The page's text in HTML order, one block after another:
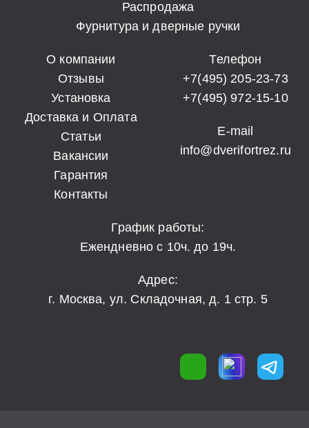
Распродажа
Фурнитура и дверные ручки
О компании
Отзывы
Установка
Доставка и Оплата
Статьи
Вакансии
Гарантия
Контакты
Телефон
+7(495) 205-23-73
+7(495) 972-15-10
E-mail
info@dverifortrez.ru
График работы:
Ежендневно с 10ч. до 19ч.
Адрес:
г. Москва, ул. Складочная, д. 1 стр. 5